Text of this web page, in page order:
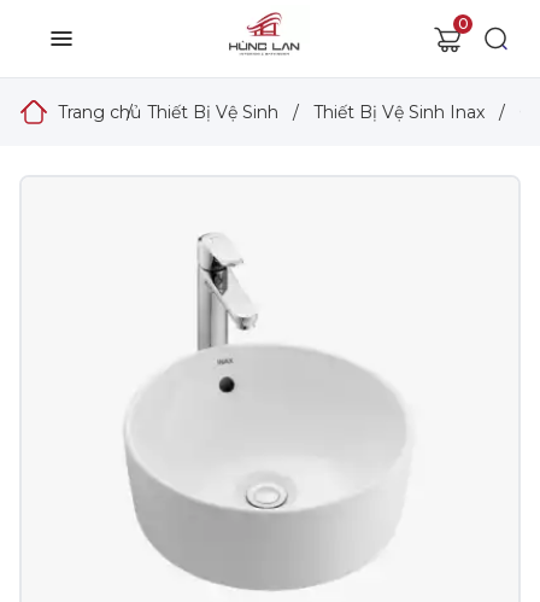
0
Trang chủ
/ Thiết Bị Vệ Sinh / Thiết Bị Vệ Sinh Inax /